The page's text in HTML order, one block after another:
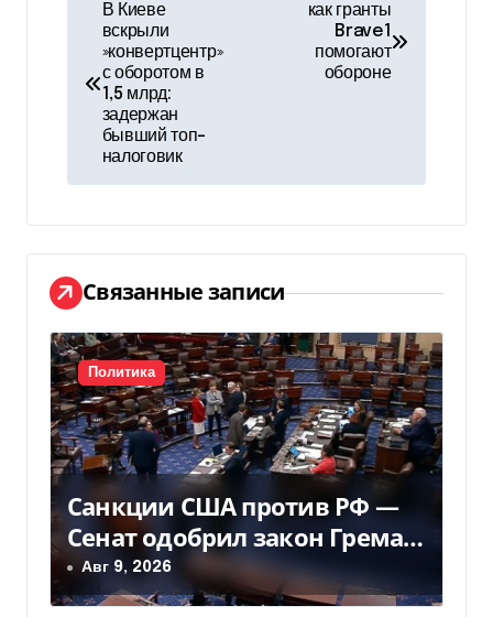
в
г
а
ц
и
я
п
о
з
а
п
В Киеве
вскрыли
»конвертцентр»
с оборотом в
1,5 млрд:
задержан
бывший топ-
налоговик
как гранты
Brave1
помогают
обороне
Связанные записи
Политика
Санкции США против РФ —
Сенат одобрил закон Грема
— Фокус
Авг 9, 2026